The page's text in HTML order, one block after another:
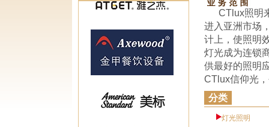
CTlux照明
进入亚洲市场
计上，使照明
灯光成为连锁
供最好的照明
CTlux信仰光
分类
灯光照明